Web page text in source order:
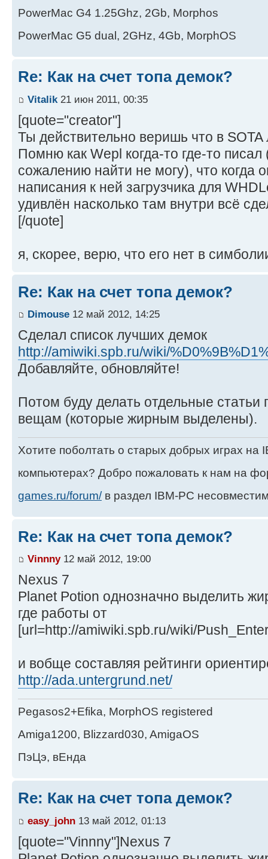
PowerMac G4 1.25Ghz, 2Gb, Morphos
PowerMac G5 dual, 2GHz, 4Gb, MorphOS
Re: Как на счет топа демок?
Vitalik 21 июн 2011, 00:35
[quote="creator"]
Ты действительно веришь что в
Помню как Wepl когда-то где-то писал
сожалению найти не могу), что когда
написания к ней загрузчика для
удивлён насколько там внутри всё
[/quote]
я, скорее, верю, что его нет в
Re: Как на счет топа демок?
Dimouse 12 май 2012, 14:25
Сделал список лучших демок
http://amiwiki.spb.ru/wiki/
Добавляйте, обновляйте!
Потом буду делать отдельные
вещам (которые жирным выделены).
Хотите поболтать о старых добрых играх на
компьютерах? Добро пожаловать к нам на
games.ru/forum/в раздел IBM-PC
Re: Как на счет топа демок?
Vinnny12 май 2012, 19:00
Nexus 7
Planet Potion однозначно выделить
где работы от
[url=http://amiwiki.spb.ru/wiki/
и вобще составляя рейтинги
http://ada.untergrund.net/
Pegasos2+Efika, MorphOS registered
Amiga1200, Blizzard030, AmigaOS
ПэЦэ, вЕнда
Re: Как на счет топа демок?
easy_john 13 май 2012, 01:13
[quote="Vinnny"]Nexus 7